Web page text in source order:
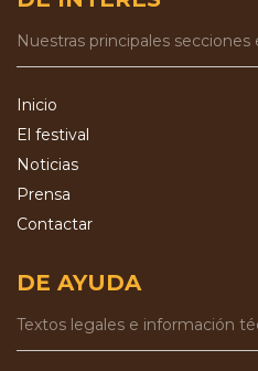
Nuestras principales
Inicio
El festival
Noticias
Prensa
Contactar
DE AYUDA
Textos legales e información